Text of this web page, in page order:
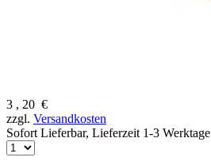
3 , 20 €
zzgl. Versandkosten
Sofort Lieferbar, Lieferzeit 1-3 Werktage